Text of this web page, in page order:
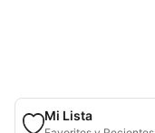
Mi Lista